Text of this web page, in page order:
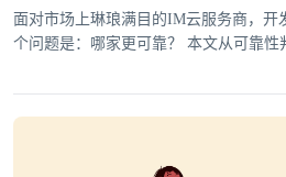
面对市场上琳琅满目的IM云服务商，开
个问题是：哪家更可靠？ 本文从可靠性